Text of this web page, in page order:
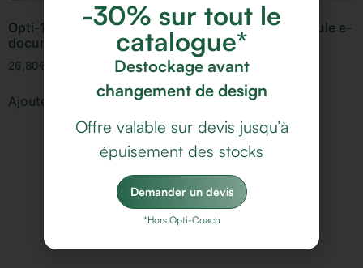
Opti-1 : Le porte-
document ergonomique
26,80€
Ajouter au panier
Opti-Coach : Le module e-
coaching
15,00€
Ajouter au panier
-30% sur tout le
catalogue*
Destockage avant
changement de design
Offre valable sur devis jusqu’à
épuisement des stocks
Demander un devis
*Hors Opti-Coach